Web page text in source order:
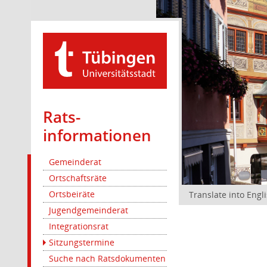
Rats­
informationen
Gemeinderat
Ortschaftsräte
Ortsbeiräte
Jugendgemeinderat
Integrationsrat
Sitzungstermine
Suche nach Ratsdokumenten
Translate into